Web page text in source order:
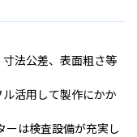
法公差、表面粗さ等
活用して製作にかか
ーは検査設備が充実し